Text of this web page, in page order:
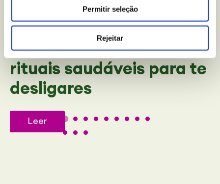
Permitir seleção
Rejeitar
Faz reset do teu sistema
nervoso com estes
rituais saudáveis para te
desligares
BEM-ESTAR E LAZER
Leer